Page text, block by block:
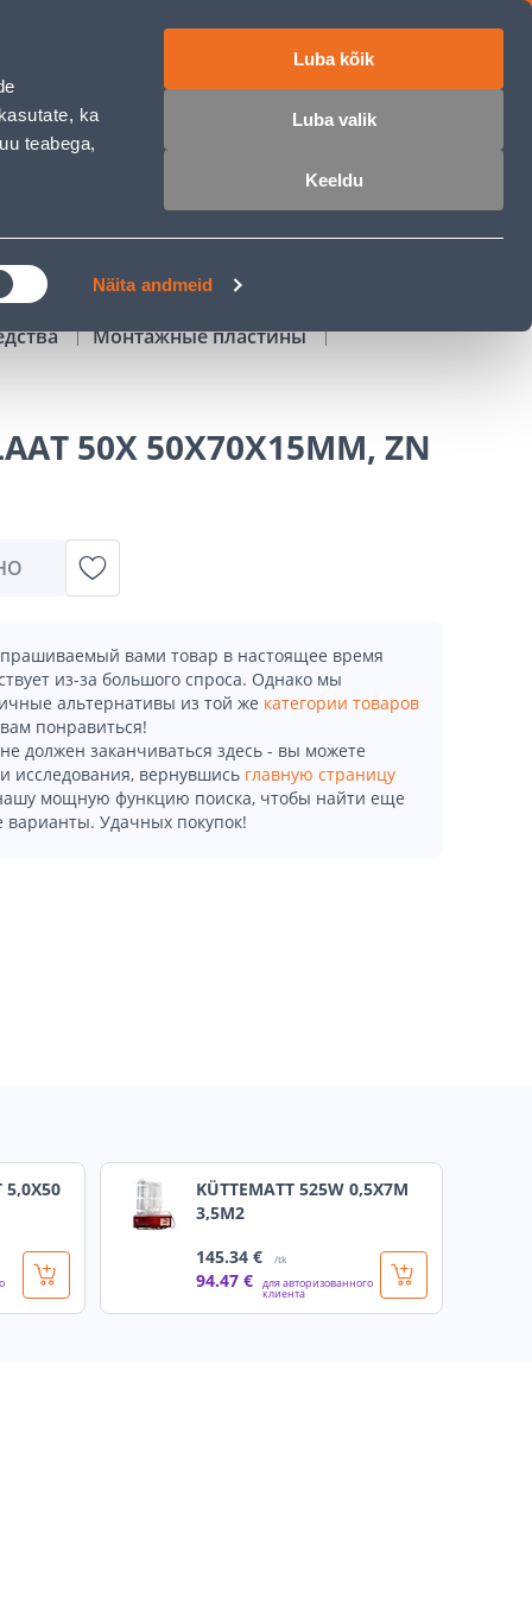
ka
teabega,
Näita andmeid
Luba kõik
Luba valik
Keeldu
Монтажные пластины
50X 50X70X15MM, ZN
вами товар в настоящее время
из-за большого спроса. Однако мы
альтернативы из той же категории товаров
понравиться!
должен заканчиваться здесь - вы можете
исследования, вернувшись главную страницу
мощную функцию поиска, чтобы найти еще
варианты. Удачных покупок!
5,0X50
KÜTTEMATT 525W 0,5X7M
3,5M2
145.34 € /tk
94.47 € для авторизованного
клиента